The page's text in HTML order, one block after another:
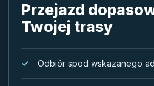
Przejazd
Twojej trasy
Odbiór spod wskazanego